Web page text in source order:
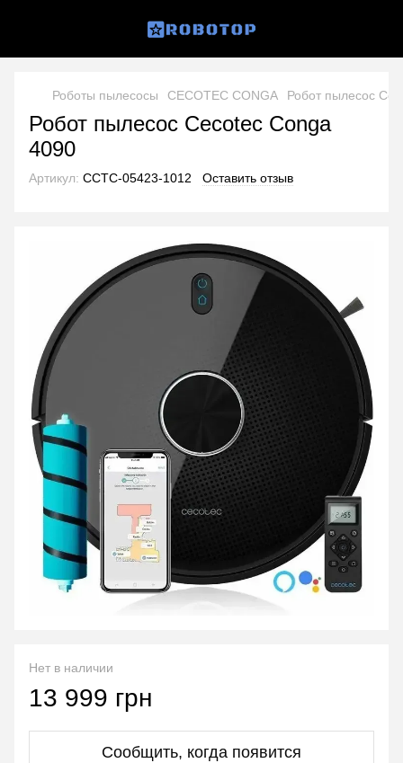
Роботы пылесосы CECOTEC CONGA Робот пылесос
Робот пылесос Cecotec Conga
4090
Артикул: CCTC-05423-1012 Оставить отзыв
Нет в наличии
13 999 грн
Сообщить, когда появится